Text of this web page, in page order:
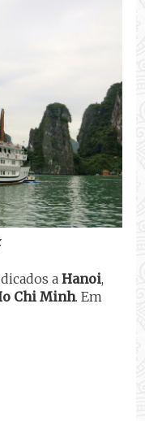
a Hanoi,
Chi Minh. Em